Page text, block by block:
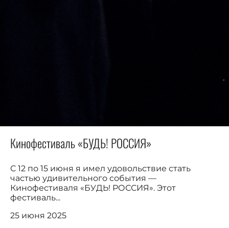
Кинофестиваль «БУДЬ! РОССИЯ»
С 12 по 15 июня я имел удовольствие стать
частью удивительного события —
Кинофестиваля «БУДЬ! РОССИЯ». Этот
фестиваль...
25 июня 2025